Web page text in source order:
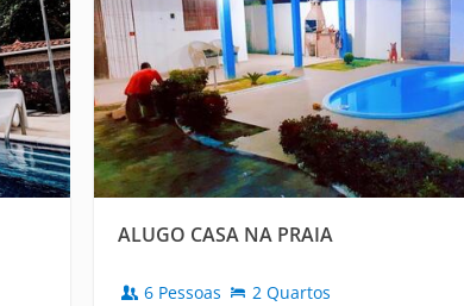
ALUGO CASA NA PRAIA
6 Pessoas 2 Quartos